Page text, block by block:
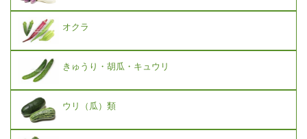
オクラ
きゅうり・胡瓜・キュウリ
ウリ（瓜）類